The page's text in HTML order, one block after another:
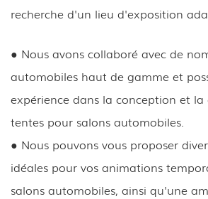
recherche d'un lieu d'exposition
● Nous avons collaboré avec de
automobiles haut de gamme et
expérience dans la conception et
tentes pour salons automobiles.
● Nous pouvons vous proposer
idéales pour vos animations
salons automobiles, ainsi qu'une